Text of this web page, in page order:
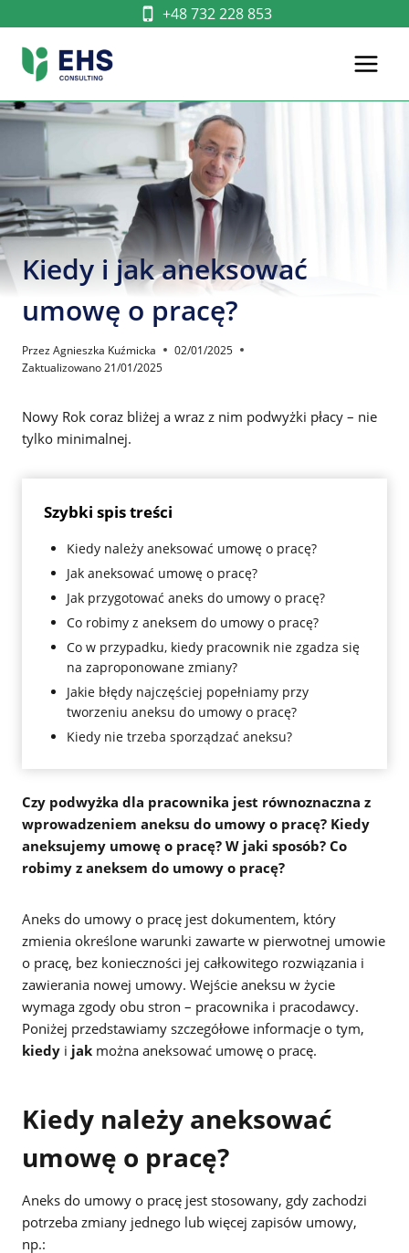
do
treści
+48 732 228 853
Kiedy i jak aneksować
umowę o pracę?
PrzezAgnieszka Kuźmicka
02/01/2025
Zaktualizowano21/01/2025
Nowy Rok coraz bliżej a wraz z nim podwyżki płacy – nie
tylko minimalnej.
Szybki spis treści
Kiedy należy aneksować umowę o pracę?
Jak aneksować umowę o pracę?
Jak przygotować aneks do umowy o pracę?
Co robimy z aneksem do umowy o pracę?
Co w przypadku, kiedy pracownik nie zgadza się
na zaproponowane zmiany?
Jakie błędy najczęściej popełniamy przy
tworzeniu aneksu do umowy o pracę?
Kiedy nie trzeba sporządzać aneksu?
Czy podwyżka dla pracownika jest równoznaczna z
wprowadzeniem aneksu do umowy o pracę? Kiedy
aneksujemy umowę o pracę? W jaki sposób? Co
robimy z aneksem do umowy o pracę?
Aneks do umowy o pracę jest dokumentem, który
zmienia określone warunki zawarte w pierwotnej umowie
o pracę, bez konieczności jej całkowitego rozwiązania i
zawierania nowej umowy. Wejście aneksu w życie
wymaga zgody obu stron – pracownika i pracodawcy.
Poniżej przedstawiamy szczegółowe informacje o tym,
kiedy i jak można aneksować umowę o pracę.
Kiedy należy aneksować
umowę o pracę?
Aneks do umowy o pracę jest stosowany, gdy zachodzi
potrzeba zmiany jednego lub więcej zapisów umowy,
np.: